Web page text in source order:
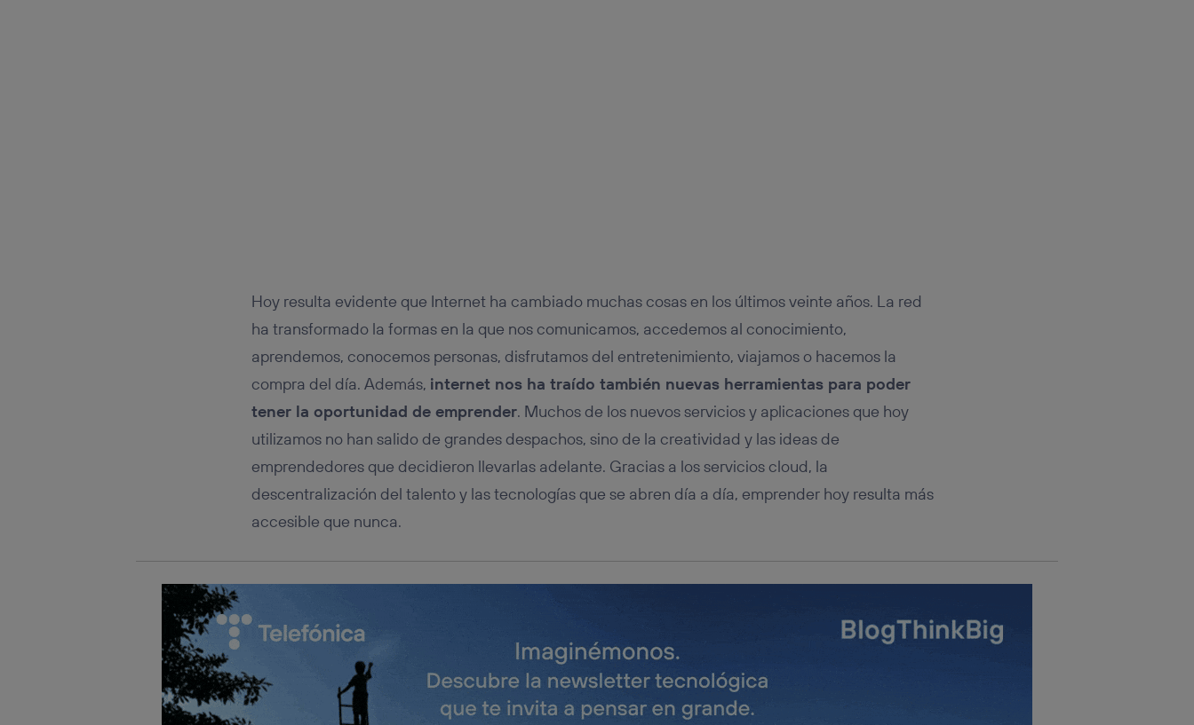
Hoy resulta evidente que Internet ha cambiado muchas cosas en los últimos veinte años. La red
ha transformado la formas en la que nos comunicamos, accedemos al conocimiento,
aprendemos, conocemos personas, disfrutamos del entretenimiento, viajamos o hacemos la
compra del día. Además, internet nos ha traído también nuevas herramientas para poder
tener la oportunidad de emprender. Muchos de los nuevos servicios y aplicaciones que hoy
utilizamos no han salido de grandes despachos, sino de la creatividad y las ideas de
emprendedores que decidieron llevarlas adelante. Gracias a los servicios cloud, la
descentralización del talento y las tecnologías que se abren día a día, emprender hoy resulta más
accesible que nunca.